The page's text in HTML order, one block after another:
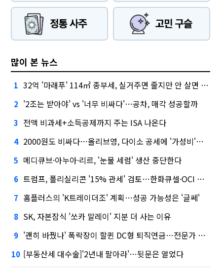
많이 본 뉴스
1 32억 '마래푸' 114㎡ 종부세, 실거주면 줄지만 안 살면 2.5배
2 '2조는 받아야' vs '너무 비싸다'…공차, 매각 성공할까
3 전액 비과세+소득공제까지 주는 ISA 나온다
4 2000원도 비싸다…올리브영, 다이소 공세에 '가성비'로 맞불
5 메디큐브·아누아·리르, '눈물 세럼' 생산 중단한다
6 트럼프, 폴리실리콘 '15% 관세' 검토…한화큐셀·OCI 영향은?
7 홈플러스의 'K트레이더조' 계획…성공 가능성은 '글쎄'
8 SK, 자본잠식 '쏘카 말레이' 지분 더 사는 이유
9 '괜히 바꿨나' 폭락장이 할퀸 DC형 퇴직연금…전문가 조언은
10 [부동산세 대수술]'2년내 팔아라'…뒷문은 열었다